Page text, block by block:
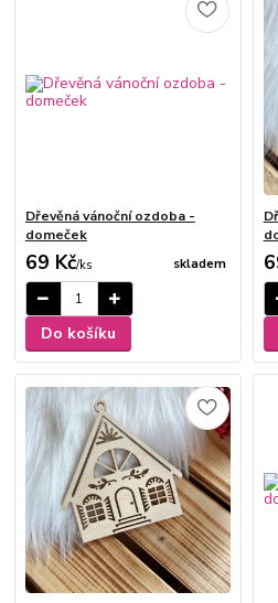
Dřevěná vánoční ozdoba -
domeček
69 Kč/ks skladem
Do košíku